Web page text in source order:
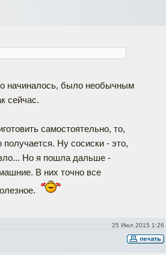
начиналось, было необычным
сейчас.
самостоятельно, то,
Ну сосиски - это,
Но я пошла дальше -
В них точно все
25 Июл 2015 1:26